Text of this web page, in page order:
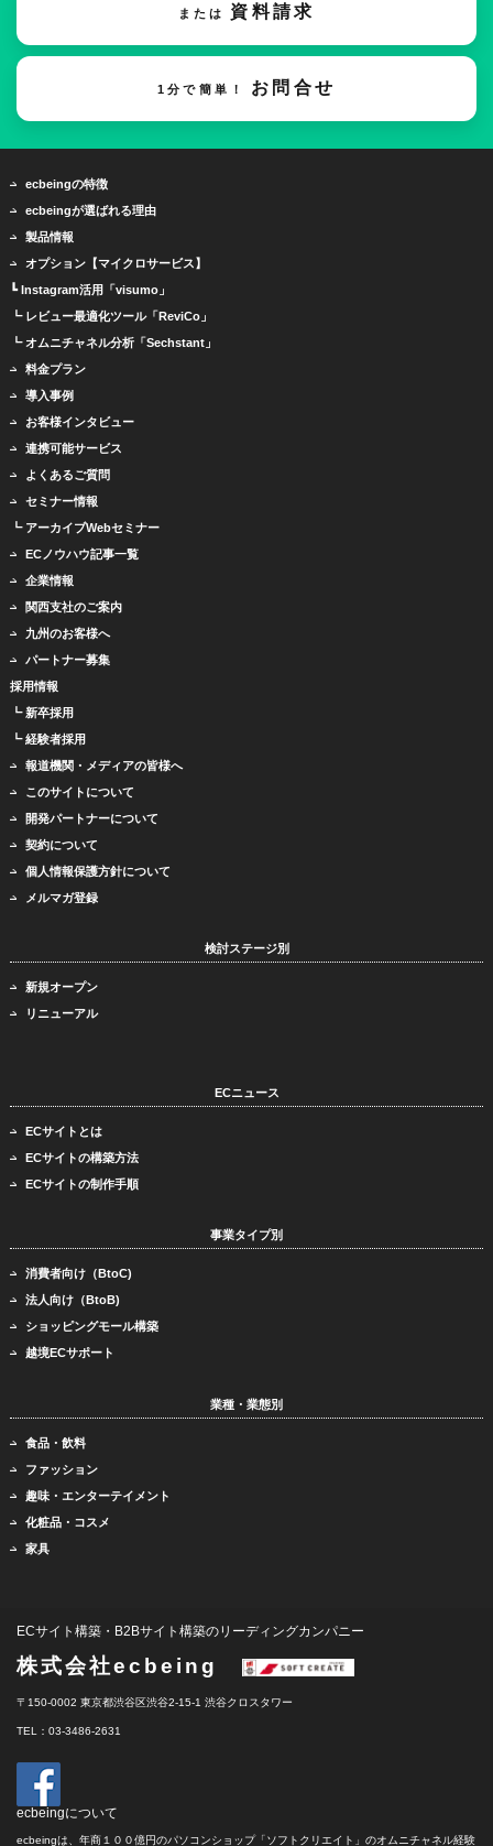
または 資料請求
1分で簡単！ お問合せ
ecbeingの特徴
ecbeingが選ばれる理由
製品情報
オプション【マイクロサービス】
┗ Instagram活用「visumo」
┗ レビュー最適化ツール「ReviCo」
┗ オムニチャネル分析「Sechstant」
料金プラン
導入事例
お客様インタビュー
連携可能サービス
よくあるご質問
セミナー情報
┗ アーカイブWebセミナー
ECノウハウ記事一覧
企業情報
関西支社のご案内
九州のお客様へ
パートナー募集
採用情報
┗ 新卒採用
┗ 経験者採用
報道機関・メディアの皆様へ
このサイトについて
開発パートナーについて
契約について
個人情報保護方針について
メルマガ登録
検討ステージ別
新規オープン
リニューアル
ECニュース
ECサイトとは
ECサイトの構築方法
ECサイトの制作手順
事業タイプ別
消費者向け（BtoC)
法人向け（BtoB)
ショッピングモール構築
越境ECサポート
業種・業態別
食品・飲料
ファッション
趣味・エンターテイメント
化粧品・コスメ
家具
ECサイト構築・B2Bサイト構築のリーディングカンパニー
株式会社ecbeing
〒150-0002 東京都渋谷区渋谷2-15-1 渋谷クロスタワー
TEL：03-3486-2631
ecbeingについて
ecbeingは、年商１００億円のパソコンショップ「ソフトクリエイト」のオムニチャネル経験